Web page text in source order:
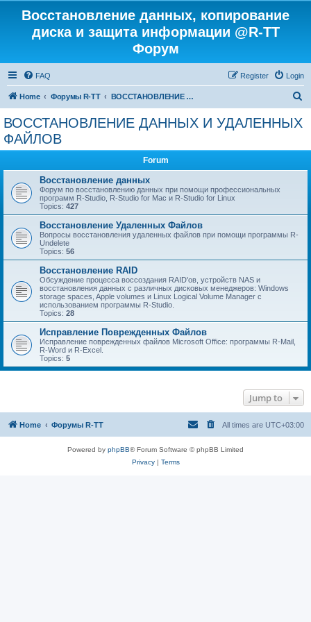
Восстановление данных, копирование
диска и защита информации @R-TT
Форум
FAQ Login
Register
Home Форумы R-TT ВОССТАНОВЛЕНИЕ ДАННЫХ И УДАЛЕННЫХ ФАЙЛОВ
ВОССТАНОВЛЕНИЕ ДАННЫХ И УДАЛЕННЫХ
ФАЙЛОВ
Forum
Восстановление данных
Форум по восстановлению данных при помощи профессиональных
программ R-Studio, R-Studio for Mac и R-Studio for Linux
Topics: 427
Восстановление Удаленных Файлов
Вопросы восстановления удаленных файлов при помощи программы R-
Undelete
Topics: 56
Восстановление RAID
Обсуждение процесса воссоздания RAID'ов, устройств NAS и
восстановления данных с различных дисковых менеджеров: Windows
storage spaces, Apple volumes и Linux Logical Volume Manager с
использованием программы R-Studio.
Topics: 28
Исправление Поврежденных Файлов
Исправление поврежденных файлов Microsoft Office: программы R-Mail,
R-Word и R-Excel.
Topics: 5
Jump to
Home Форумы R-TT All times are UTC+03:00
Powered by phpBB® Forum Software © phpBB Limited
Privacy| Terms